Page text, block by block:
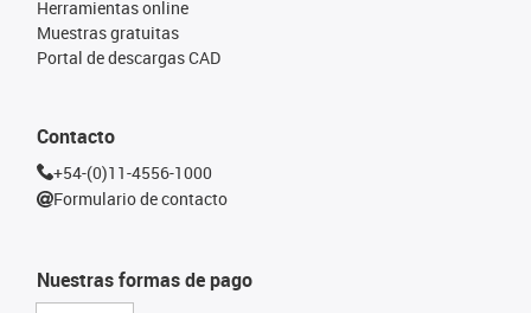
Nuestras formas de pago
Herramientas online
Muestras gratuitas
Portal de descargas CAD
Contacto
+54-(0)11-4556-1000
Formulario de contacto